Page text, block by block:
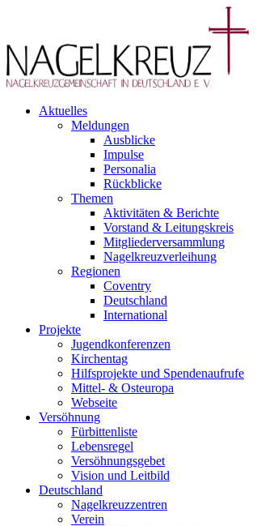
Aktuelles
Meldungen
Ausblicke
Impulse
Personalia
Rückblicke
Themen
Aktivitäten & Berichte
Vorstand & Leitungskreis
Mitgliederversammlung
Nagelkreuzverleihung
Regionen
Coventry
Deutschland
International
Projekte
Jugendkonferenzen
Kirchentag
Hilfsprojekte und Spendenaufrufe
Mittel- & Osteuropa
Webseite
Versöhnung
Fürbittenliste
Lebensregel
Versöhnungsgebet
Vision und Leitbild
Deutschland
Nagelkreuzzentren
Verein